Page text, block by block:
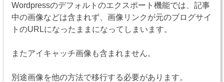
Wordpressのデフォルトのエクスポート機能では、記事
中の画像などは含まれず、画像リンクが元のブログサイ
トのURLになったままになってしまいます。
またアイキャッチ画像も含まれません。
別途画像を他の方法で移行する必要があります。